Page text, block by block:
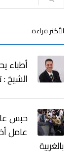
الأكثر قراءة
أطباء
الشيخ :
بالغربية